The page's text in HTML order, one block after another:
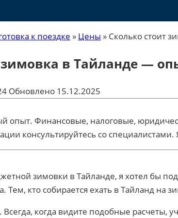
к поездке » Цены » Сколько стоит
зимовка в Тайланде —
Обновлено 15.12.2025
опыт. Финансовые, налоговые,
консультируйтесь со
зимовки в Тайланде, я хотел бы
Тем, кто собирается ехать в Тайланд на
когда видите подобные